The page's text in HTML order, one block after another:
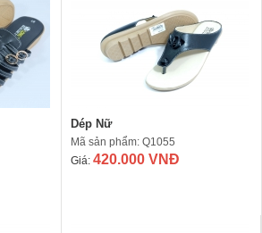
Dép Nữ
Mã sản phẩm: Q1055
Giá: 420.000 VNĐ